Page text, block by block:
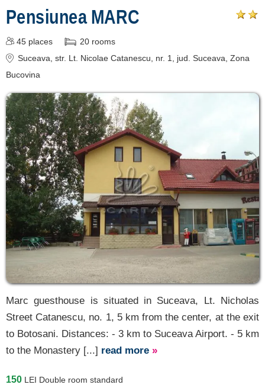
Pensiunea MARC
45 places 20 rooms
Suceava, str. Lt. Nicolae Catanescu, nr. 1, jud. Suceava, Zona
Bucovina
Marc guesthouse is situated in Suceava, Lt. Nicholas
Street Catanescu, no. 1, 5 km from the center, at the exit
to Botosani. Distances: - 3 km to Suceava Airport. - 5 km
to the Monastery [...] read more »
150 LEI Double room standard
[1 offers at 85.4 km]
Înscrie o unitate de
cazare
despre C A R T A ®
termeni și condiții
contact
login
Show all Tourist
Attractions in
Suceava »